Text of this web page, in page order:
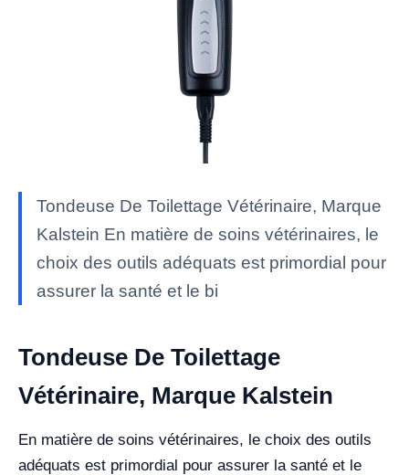
Tondeuse De Toilettage Vétérinaire, Marque
Kalstein En matière de soins vétérinaires, le
choix des outils adéquats est primordial pour
assurer la santé et le bi
Tondeuse De Toilettage
Vétérinaire, Marque Kalstein
En matière de soins vétérinaires, le choix des outils
adéquats est primordial pour assurer la santé et le